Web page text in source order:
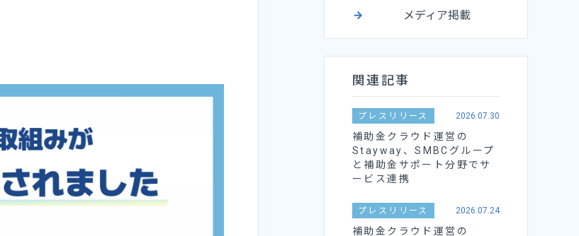
メディア掲載
関連記事
プレスリリース 2026.07.30
補助金クラウド運営の
Stayway、SMBCグループ
と補助金サポート分野でサ
ービス連携
プレスリリース 2026.07.24
補助金クラウド運営の